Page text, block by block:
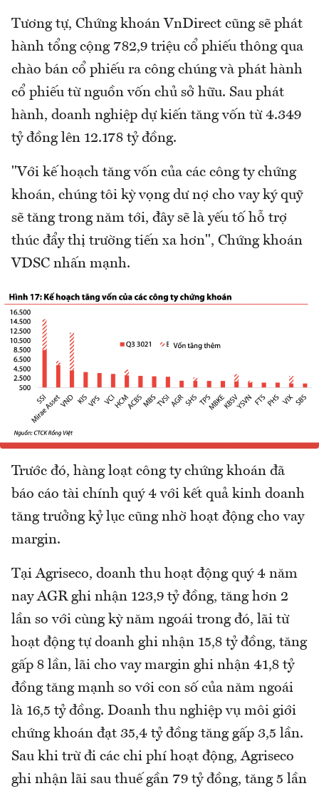
Tương tự, Chứng khoán VnDirect cũng sẽ phát
hành tổng cộng 782,9 triệu cổ phiếu thông qua
chào bán cổ phiếu ra công chúng và phát hành
cổ phiếu từ nguồn vốn chủ sở hữu. Sau phát
hành, doanh nghiệp dự kiến tăng vốn từ 4.349
tỷ đồng lên 12.178 tỷ đồng.
"Với kế hoạch tăng vốn của các công ty chứng
khoán, chúng tôi kỳ vọng dư nợ cho vay ký quỹ
sẽ tăng trong năm tới, đây sẽ là yếu tố hỗ trợ
thúc đẩy thị trường tiến xa hơn", Chứng khoán
VDSC nhấn mạnh.
Trước đó, hàng loạt công ty chứng khoán đã
báo cáo tài chính quý 4 với kết quả kinh doanh
tăng trưởng kỷ lục cũng nhờ hoạt động cho vay
margin.
Tại Agriseco, doanh thu hoạt động quý 4 năm
nay AGR ghi nhận 123,9 tỷ đồng, tăng hơn 2
lần so với cùng kỳ năm ngoái trong đó, lãi từ
hoạt động tự doanh ghi nhận 15,8 tỷ đồng, tăng
gấp 8 lần, lãi cho vay margin ghi nhận 41,8 tỷ
đồng tăng mạnh so với con số của năm ngoái
là 16,5 tỷ đồng. Doanh thu nghiệp vụ môi giới
chứng khoán đạt 35,4 tỷ đồng tăng gấp 3,5 lần.
Sau khi trừ đi các chi phí hoạt động, Agriseco
ghi nhận lãi sau thuế gần 79 tỷ đồng, tăng 5 lần